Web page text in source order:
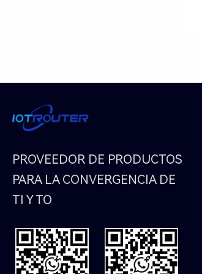
n
u
n
e
PROVEEDOR DE PRODUCTOS
PARA LA CONVERGENCIA DE
TI Y TO